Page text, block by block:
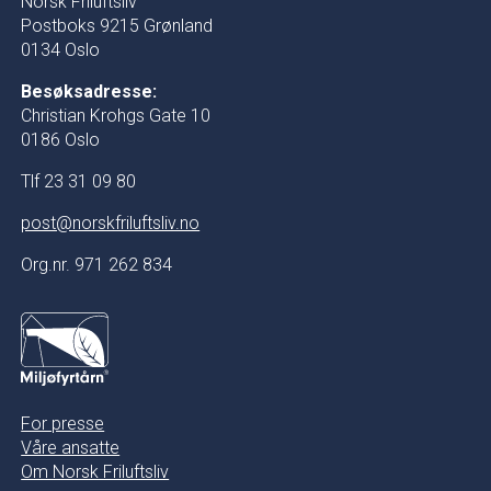
Postboks 9215 Grønland
0134 Oslo
Besøksadresse:
Christian Krohgs Gate 10
0186 Oslo
Tlf 23 31 09 80
post@norskfriluftsliv.no
Org.nr. 971 262 834
For presse
Våre ansatte
Om Norsk Friluftsliv